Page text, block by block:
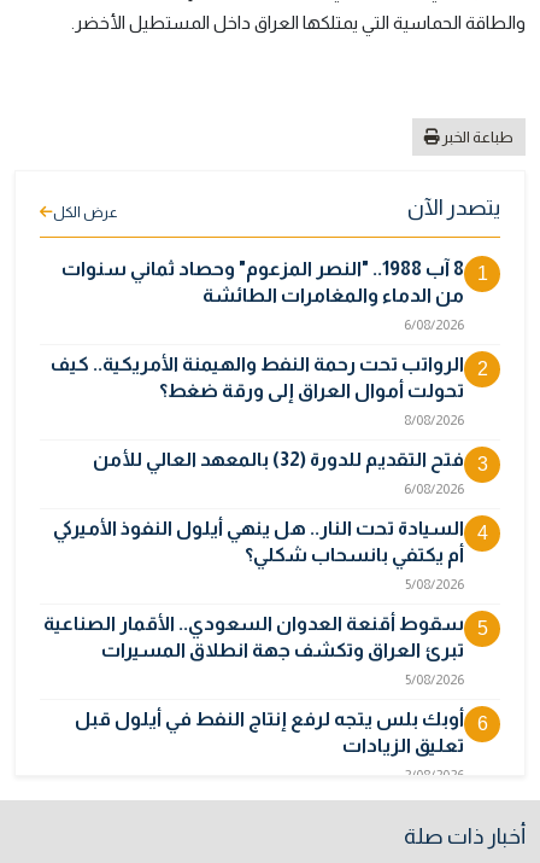
والطاقة الحماسية التي يمتلكها العراق داخل المستطيل الأخضر.
طباعة الخبر
يتصدر الآن عرض الكل
1
8 آب 1988.. "النصر المزعوم" وحصاد ثماني سنوات
من الدماء والمغامرات الطائشة
6/08/2026
2
الرواتب تحت رحمة النفط والهيمنة الأمريكية.. كيف
تحولت أموال العراق إلى ورقة ضغط؟
8/08/2026
3 فتح التقديم للدورة (32) بالمعهد العالي للأمن
6/08/2026
4
السيادة تحت النار.. هل ينهي أيلول النفوذ الأميركي
أم يكتفي بانسحاب شكلي؟
5/08/2026
5
سقوط أقنعة العدوان السعودي.. الأقمار الصناعية
تبرئ العراق وتكشف جهة انطلاق المسيرات
5/08/2026
6
أوبك بلس يتجه لرفع إنتاج النفط في أيلول قبل
تعليق الزيادات
2/08/2026
3/08/2026
أخبار ذات صلة